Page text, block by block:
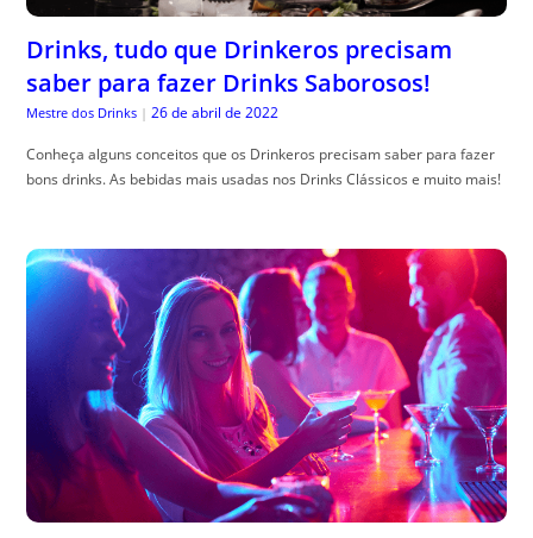
Drinks, tudo que Drinkeros precisam
saber para fazer Drinks Saborosos!
Mestre dos Drinks | 26 de abril de 2022
Conheça alguns conceitos que os Drinkeros precisam saber para fazer
bons drinks. As bebidas mais usadas nos Drinks Clássicos e muito mais!